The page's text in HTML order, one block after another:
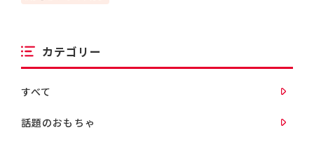
カテゴリー
すべて
話題のおもちゃ